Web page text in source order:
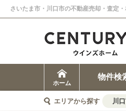
さいたま市・川口市の不動産売却・査定
ホーム
物件検
エリアから探す 川